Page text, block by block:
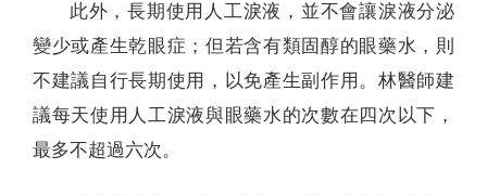
此外，長期使用人工淚液，並不會讓淚液分泌
變少或產生乾眼症；但若含有類固醇的眼藥水，則
不建議自行長期使用，以免產生副作用。林醫師建
議每天使用人工淚液與眼藥水的次數在四次以下，
最多不超過六次。